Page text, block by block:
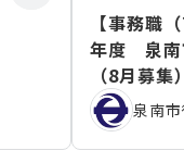
【事務職
年度 泉南
（8月募集
泉南